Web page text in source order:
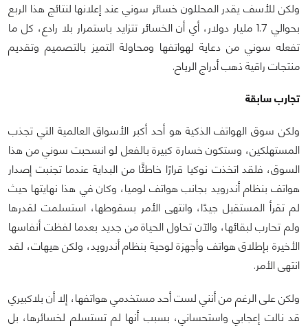
ولكن للأسف يقدر المحللون خسائر سوني عند إعلانها لنتائج هذا الربع
بحوالي 1.7 مليار دولار، أي أن الخسائر تتزايد باستمرار بلا رادع، كل ما
تفعله سوني من دعاية لهواتفها ومحاولة التميز بالتصميم وتقديم
منتجات راقية ذهب أدراج الرياح.
تجارب سابقة
ولكن سوق الهواتف الذكية هو أحد أكبر الأسواق العالمية التي تجذب
المستهلكين، وستكون خسارة كبيرة بالفعل لو انسحبت سوني من هذا
السوق، فلقد اتخذت نوكيا قرارًا خاطئًا من البداية عندما تجنبت إصدار
هواتف بنظام أندرويد بجانب هواتف لوميا، وكان في هذا نهايتها حيث
لم تقرأ المستقبل جيدًا، وانتهى الأمر بسقوطها، استسلمت لقدرها
ولم تحارب لبقائها، والآن تحاول الحياة من جديد بعدما لفظت أنفاسها
الأخيرة بإطلاق هواتف وأجهزة لوحية بنظام أندرويد، ولكن هيهات، لقد
انتهى الأمر.
ولكن على الرغم من أنني لست أحد مستخدمي هواتفها، إلا أن بلاكبيري
قد نالت إعجابي واستحساني، بسبب أنها لم تستسلم لخسائرها، بل